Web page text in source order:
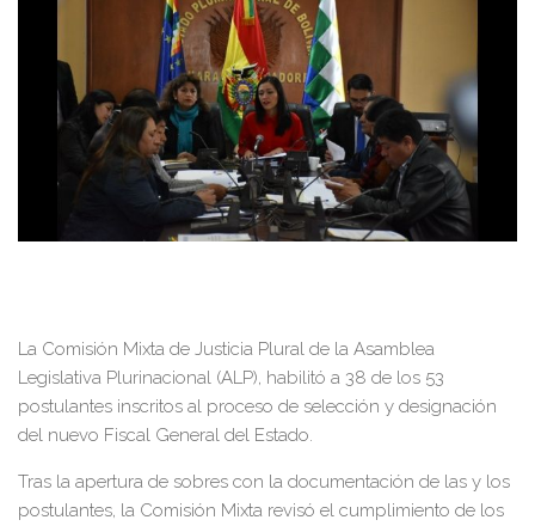
La Comisión Mixta de Justicia Plural de la Asamblea
Legislativa Plurinacional (ALP), habilitó a 38 de los 53
postulantes inscritos al proceso de selección y designación
del nuevo Fiscal General del Estado.
Tras la apertura de sobres con la documentación de las y los
postulantes, la Comisión Mixta revisó el cumplimiento de los